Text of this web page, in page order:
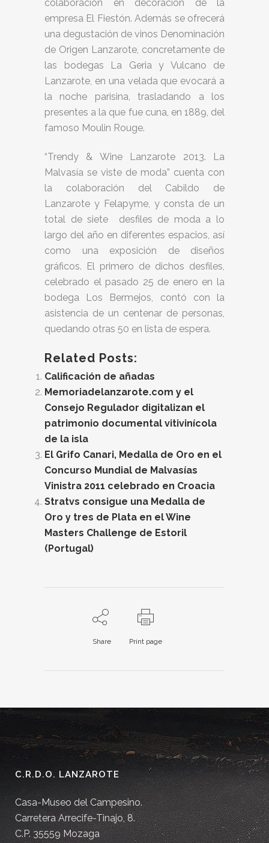
colaboración en decoración de la
empresa El Fiestón. Además se ofrecerá
una degustación de vinos Denominación
de Origen Lanzarote, concretamente de
las bodegas La Geria y Vulcano de
Lanzarote, en una velada que evocará a
la noche parisina, trasladando a los
presentes a la que fue cuna, en 1889, del
famoso Moulin Rouge.
“Trendy & Wine Lanzarote 2013. La
Malvasía se viste de moda” cuenta con
la colaboración del Cabildo de
Lanzarote y Felapyme, y consta de un
total de siete desfiles de moda a lo
largo del año en diferentes espacios, así
como una exposición de diseños
gráficos. El primero de dichos desfiles,
celebrado el pasado 25 de enero en la
bodega Los Bermejos, contó con la
asistencia de un centenar de personas,
quedando otras 50 en lista de espera.
Related Posts:
Calificación de añadas
Memoriadelanzarote.com y el
Consejo Regulador digitalizan el
patrimonio documental vitivinícola
de la isla
El Grifo Canari, Medalla de Oro en el
Concurso Mundial de Malvasías
Vinistra 2011 celebrado en Croacia
Stratvs consigue una Medalla de
Oro y tres de Plata en el Wine
Masters Challenge de Estoril
(Portugal)
Share Print page
C.R.D.O. LANZAROTE
Casa-Museo del Campesino.
Carretera Arrecife-Tinajo, 8.
C.P. 35559 Mozaga